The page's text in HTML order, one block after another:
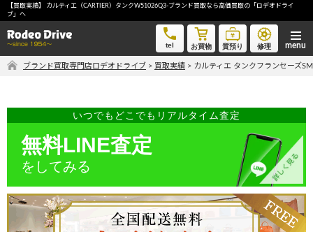
【買取実績】 カルティエ（CARTIER）タンクW51026Q3-ブランド買取なら高価買取の「ロデオドライ
ブ」へ
tel お買物 質預り 修理
カルティエ タンクフランセーズSM W51026Q3-ブランド買取なら高価買取の「ロデオドライブ」へ
無料LINE査定
ご自宅にいながら品物を売りたい方へ
ブランド買取専門店ロデオドライブ > 買取実績 > カルティエ タンクフランセーズ
いつでもどこでもリアルタイム査定
無料LINE査定
をしてみる